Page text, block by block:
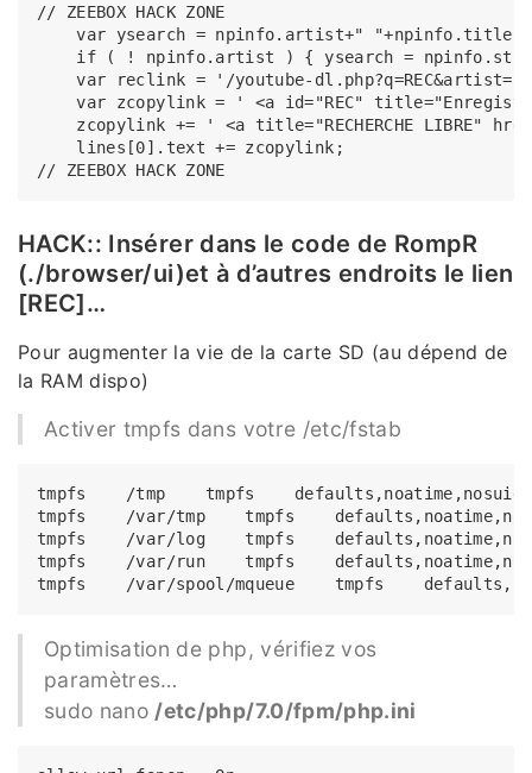
// ZEEBOX HACK ZONE
    var ysearch = npinfo.artist+" "+npinfo.title;
if ( ! npinfo.artist ) { ysearch =
var reclink = '/youtube-
var zcopylink = ' <a id="REC"
zcopylink += ' <a title="RECHERCHE LIBRE"
    lines[0].text += zcopylink;
HACK:: Insérer dans le code de RompR
(./browser/ui)et à d’autres endroits le lien
[REC]…
Pour augmenter la vie de la carte SD (au dépend de
la RAM dispo)
Activer tmpfs dans votre /etc/fstab
tmpfs    /tmp    tmpfs
tmpfs    /var/tmp    tmpfs
tmpfs    /var/log    tmpfs
tmpfs    /var/run    tmpfs
Optimisation de php, vérifiez vos
paramètres…
sudo nano /etc/php/7.0/fpm/php.ini